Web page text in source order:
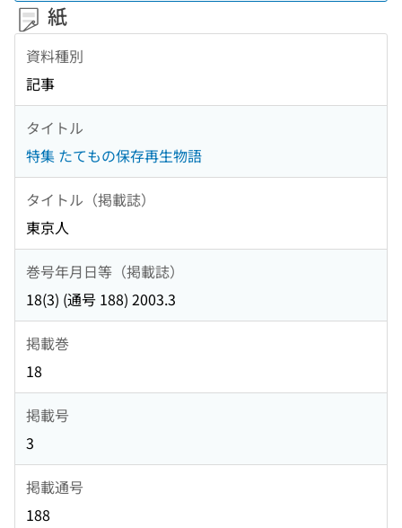
紙
資料種別
記事
タイトル
特集 たてもの保存再生物語
タイトル（掲載誌）
東京人
巻号年月日等（掲載誌）
18(3) (通号 188) 2003.3
掲載巻
18
掲載号
3
掲載通号
188